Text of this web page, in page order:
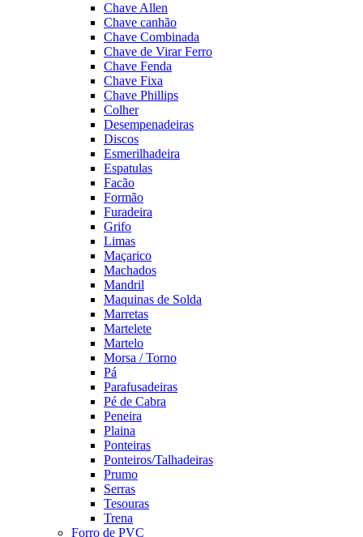
Chave Allen
Chave canhão
Chave Combinada
Chave de Virar Ferro
Chave Fenda
Chave Fixa
Chave Phillips
Colher
Desempenadeiras
Discos
Esmerilhadeira
Espatulas
Facão
Formão
Furadeira
Grifo
Limas
Maçarico
Machados
Mandril
Maquinas de Solda
Marretas
Martelete
Martelo
Morsa / Torno
Pá
Parafusadeiras
Pé de Cabra
Peneira
Plaina
Ponteiras
Ponteiros/Talhadeiras
Prumo
Serras
Tesouras
Trena
Forro de PVC